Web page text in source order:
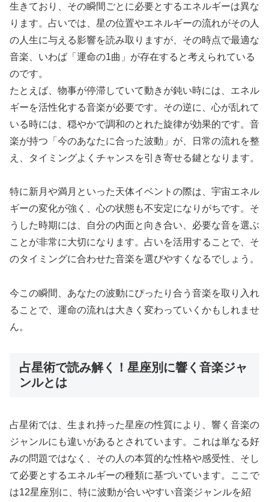
生きており、その瞬間ごとに必要とするエネルギーは異な
ります。占いでは、星の位置やエネルギーの流れがその人
の人生に与える影響を読み取りますが、その時点で最適な
音楽、いわば「運命の1曲」が存在すると考えられている
のです。
たとえば、物事が停滞していて動きが鈍い時には、エネル
ギーを活性化する音楽が必要です。その逆に、心が乱れて
いる時には、穏やかで調和のとれた旋律が効果的です。音
楽が持つ「今のあなたに合った波動」が、日常の流れを整
え、タイミングよくチャンスを引き寄せる鍵となります。
特に新月や満月といった天体イベントの際は、宇宙エネル
ギーの変化が強く、心の状態も不安定になりがちです。そ
うした時期には、自分の内面と向き合い、必要な音を選ぶ
ことが非常に大切になります。占いを活用することで、そ
のタイミングに合わせた音楽を選びやすくなるでしょう。
今この瞬間、あなたの波動にぴったり合う音楽を取り入れ
ることで、運命の流れは大きく変わっていくかもしれませ
ん。
占星術で読み解く！星座別に響く音楽ジャ
ンルとは
占星術では、生まれ持った星座の性質により、響く音楽の
ジャンルにも違いがあるとされています。これは単なる好
みの問題ではなく、その人の本質的な性格や感受性、そし
て必要とするエネルギーの種類に基づいています。ここで
は12星座別に、特に波動が合いやすい音楽ジャンルを紹